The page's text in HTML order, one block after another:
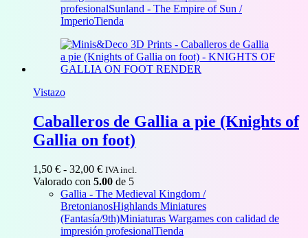
desde
4,00 €
43,00 €
profesionalSunland - The Empire of Sun /
ImperioTienda
Vistazo
Caballeros de Gallia a pie (Knights of
Gallia on foot)
1,50 € - 32,00 €Rango
de
precios:
desde
1,50 €
hasta
IVA incl.
Valorado con 5.00 de 5
Gallia - The Medieval Kingdom /
BretonianosHighlands Miniatures
(Fantasía/9th)Miniaturas Wargames con calidad de
impresión profesionalTienda